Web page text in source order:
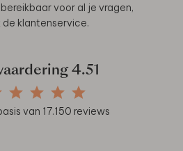
voor al je vragen,
de klantenservice.
4.51
van 17.150 reviews